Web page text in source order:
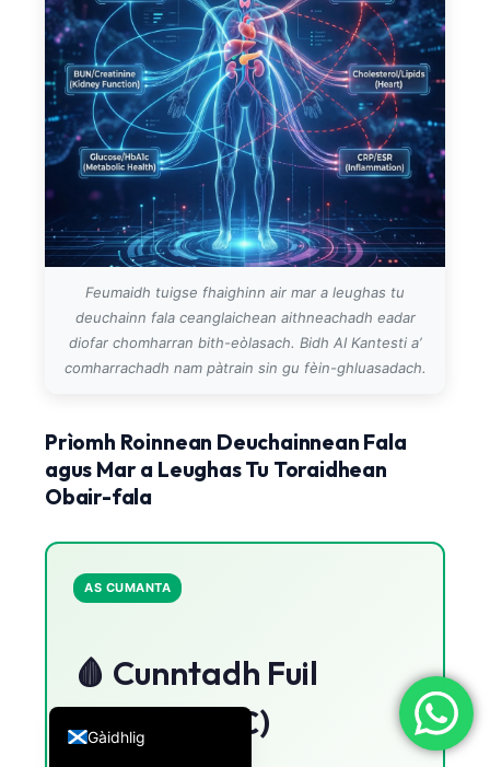
Feumaidh tuigse fhaighinn air mar a leughas tu
deuchainn fala ceanglaichean aithneachadh eadar
diofar chomharran bith-eòlasach. Bidh AI Kantesti a’
comharrachadh nam pàtrain sin gu fèin-ghluasadach.
Prìomh Roinnean Deuchainnean Fala
agus Mar a Leughas Tu Toraidhean
Obair-fala
AS CUMANTA
🩸 Cunntadh Fuil
Iomlan (CBC)
Gàidhlig
Deutsch
Français
Español
Português
Türkçe
Română
简体中文
فارسی
Български
Dansk
Nederlands
हिन्दी
Bahasa Indonesia
Հայերեն
Íslenska